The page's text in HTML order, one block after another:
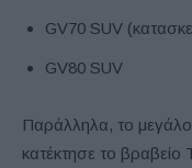
GV70 SUV
GV80 SUV
Παράλληλα, το
κατέκτησε το βραβείο